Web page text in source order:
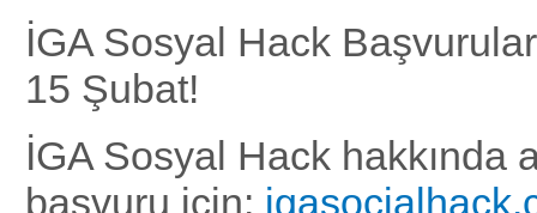
İGA Sosyal Hack
15 Şubat!
İGA Sosyal Hack hakkında
başvuru için: